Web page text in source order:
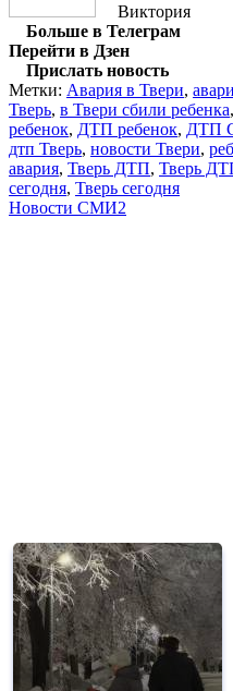
Виктория
Больше в Телеграм
Перейти в Дзен
Прислать новость
Метки: Авария в Твери,
Тверь, в Твери сбили ребенка,
ребенок, ДТП ребенок, ДТП
дтп Тверь, новости Твери,
авария, Тверь ДТП, Тверь
сегодня, Тверь сегодня
Новости СМИ2